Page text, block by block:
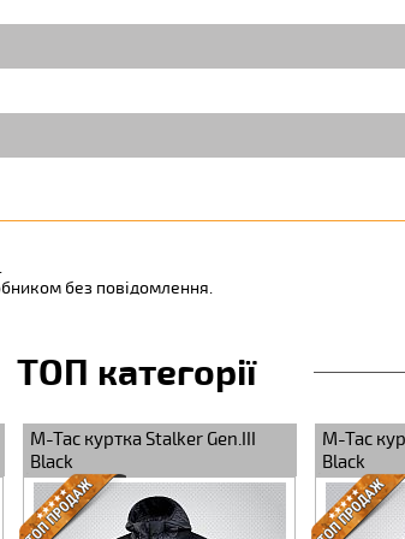
без повідомлення.
ТОП категорії
M-Tac куртка Stalker Gen.II
Black
M-Tac